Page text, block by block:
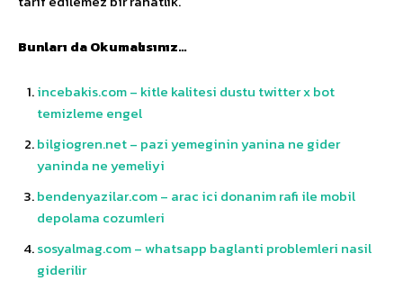
Bunları da Okumalısınız…
incebakis.com – kitle kalitesi dustu twitter x bot
temizleme engel
bilgiogren.net – pazi yemeginin yanina ne gider
yaninda ne yemeliyi
bendenyazilar.com – arac ici donanim rafi ile mobil
depolama cozumleri
sosyalmag.com – whatsapp baglanti problemleri nasil
giderilir